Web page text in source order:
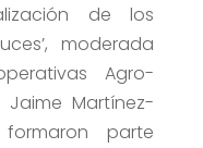
de los
moderada
Agro-
Jaime Martínez-
parte